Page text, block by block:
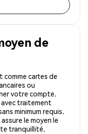
de
comme cartes de
ou
votre compte.
traitement
minimum requis.
le moyen le
tranquillité.